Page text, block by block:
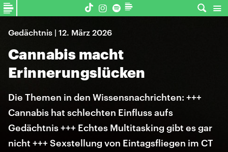
Gedächtnis | 12. März 2026
Cannabis macht
Erinnerungslücken
Die Themen in den Wissensnachrichten: +++
Cannabis hat schlechten Einfluss aufs
Gedächtnis +++ Echtes Multitasking gibt es gar
nicht +++ Sexstellung von Eintagsfliegen im CT